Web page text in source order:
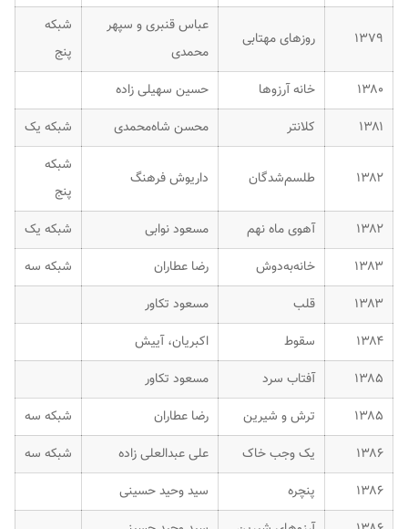
۱۳۷۹ روزهای مهتابی
عباس قنبری و سپهر
محمدی
شبکه
پنج
۱۳۸۰
خانه آرزوها
حسین سهیلی زاده
۱۳۸۱
کلانتر محسن شاه‌محمدی شبکه یک
۱۳۸۲ طلسم‌شدگان داریوش فرهنگ
شبکه
پنج
۱۳۸۲
آهوی ماه نهم مسعود نوابی
شبکه یک
۱۳۸۳
خانه‌به‌دوش رضا عطاران
شبکه سه
۱۳۸۳
قلب
مسعود تکاور
۱۳۸۴
سقوط
اکبریان، آییش
۱۳۸۵
آفتاب سرد
مسعود تکاور
۱۳۸۵
ترش و شیرین رضا عطاران
شبکه سه
۱۳۸۶
یک وجب خاک علی عبدالعلی زاده
شبکه سه
۱۳۸۶
پنچره
سید وحید حسینی